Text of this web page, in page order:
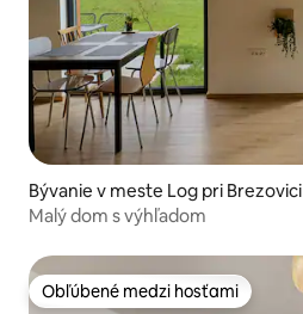
Bývanie v meste Log pri Brezovici
Malý dom s výhľadom
Obľúbené medzi hosťami
Obľúbené medzi hosťami